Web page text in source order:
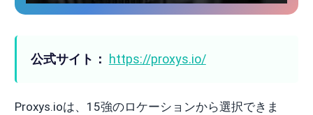
公式サイト： https://proxys.io/
Proxys.ioは、15強のロケーションから選択できま